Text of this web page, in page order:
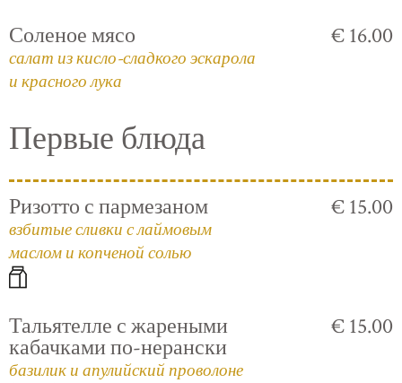
Соленое мясо
салат из кисло-сладкого эскарола
и красного лука
€ 16.00
Первые блюда
Ризотто с пармезаном
взбитые сливки с лаймовым
маслом и копченой солью
€ 15.00
Тальятелле с жареными
кабачками по-нерански
базилик и апулийский проволоне
€ 15.00